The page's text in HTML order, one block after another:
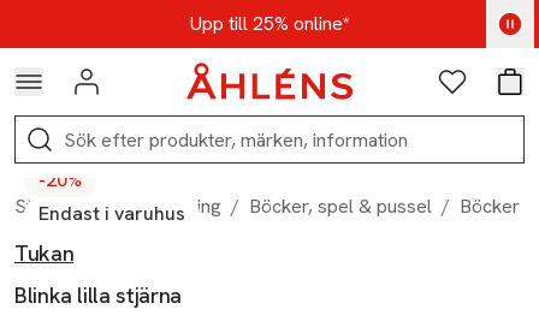
Hoppa till navigationsmenynUpp till 25% online*
Kod: AUG25 - Shoppa nu
Logga in Favoriter
Sök
Start / Hem & inredning / Böcker, spel & pussel / Böcker
Produktbilder
Hoppa över bildspelet
-20%
Endast i varuhus
Tukan
Blinka lilla stjärna
Produktinformation